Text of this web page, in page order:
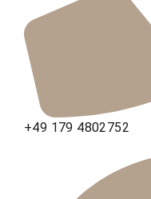
+49 179 4802752